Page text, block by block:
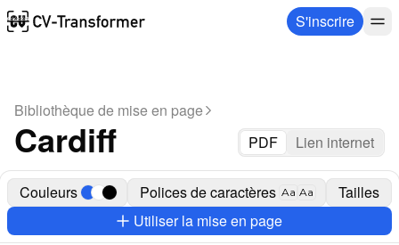
S'inscrire
Bibliothèque de mise en page
Cardiff PDF Lien internet
Couleurs Polices de caractères Aa Aa
Tailles
Utiliser la mise en page